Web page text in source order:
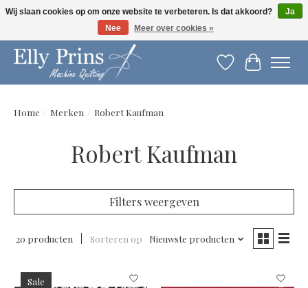
Let op: gewijzigde openingstijden!
Verlanglijst
Home / Merken / Robert Kaufman
Robert Kaufman
Filters weergeven
20 producten Sorteren op Nieuwste producten
Sale
Wij slaan cookies op om onze website te verbeteren. Is dat akkoord?
Ja
Nee
Meer over cookies »